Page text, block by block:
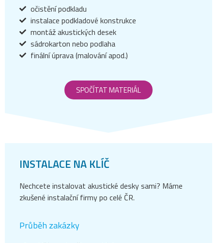
očistění podkladu
instalace podkladové konstrukce
montáž akustických desek
sádrokarton nebo podlaha
finální úprava (malování apod.)
SPOČÍTAT MATERIÁL
INSTALACE NA KLÍČ
Nechcete instalovat akustické desky sami? Máme
zkušené instalační firmy po celé ČR.
Průběh zakázky